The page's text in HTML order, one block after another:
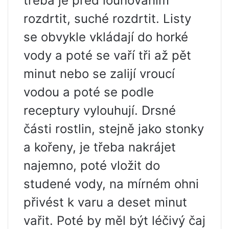
rozdrtit, suché rozdrtit. Listy
se obvykle vkládají do horké
vody a poté se vaří tři až pět
minut nebo se zalijí vroucí
vodou a poté se podle
receptury vylouhují. Drsné
části rostlin, stejně jako stonky
a kořeny, je třeba nakrájet
najemno, poté vložit do
studené vody, na mírném ohni
přivést k varu a deset minut
vařit. Poté by měl být léčivý čaj